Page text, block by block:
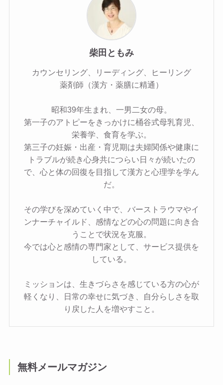
柴田ともみ
カウンセリング、リーディング、ヒーリング
薬剤師（漢方・薬膳に精通）
昭和39年生まれ、一男二女の母。
第一子のアトピーをきっかけに桶谷式母乳育児、
栄養学、食育を学ぶ。
第三子の妊娠・出産・育児期は夫婦関係や健康に
トラブルが続き心身共につらい日々が続いたの
で、心と体の回復を目指して漢方と心理学を学ん
だ。
その学びを深めていく中で、バーストラウマやイ
ンナーチャイルド、感情などの心の問題に向き合
うことで状況を克服。
今では心と感情の専門家として、サービス提供を
している。
ミッションは、生きづらさを感じている方の心が
軽くなり、日常の幸せに気づき、自分らしさを取
り戻した人を増やすこと。
無料メールマガジン